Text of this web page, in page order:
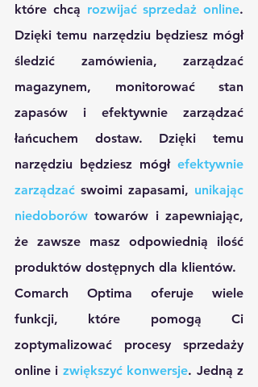
które chcą rozwijać sprzedaż online.
Dzięki temu narzędziu będziesz mógł
śledzić zamówienia, zarządzać
magazynem, monitorować stan
zapasów i efektywnie zarządzać
łańcuchem dostaw. Dzięki temu
narzędziu będziesz mógł efektywnie
zarządzać swoimi zapasami, unikając
niedoborów towarów i zapewniając,
że zawsze masz odpowiednią ilość
produktów dostępnych dla klientów.
Comarch Optima oferuje wiele
funkcji, które pomogą Ci
zoptymalizować procesy sprzedaży
online i zwiększyć konwersje. Jedną z